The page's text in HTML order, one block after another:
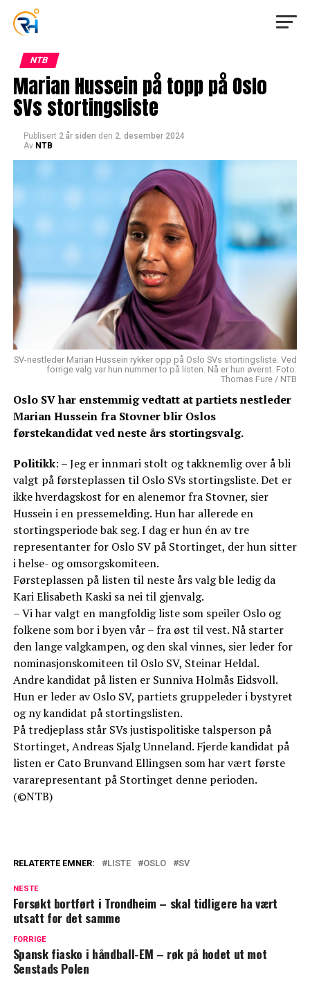
NTB
Marian Hussein på topp på Oslo
SVs stortingsliste
Publisert 2 år siden den 2. desember 2024
Av NTB
SV-nestleder Marian Hussein rykker opp på Oslo SVs stortingsliste. Ved
forrige valg var hun nummer to på listen. Nå er hun øverst. Foto:
Thomas Fure / NTB
Oslo SV har enstemmig vedtatt at partiets nestleder
Marian Hussein fra Stovner blir Oslos
førstekandidat ved neste års stortingsvalg.
Politikk: – Jeg er innmari stolt og takknemlig over å bli
valgt på førsteplassen til Oslo SVs stortingsliste. Det er
ikke hverdagskost for en alenemor fra Stovner, sier
Hussein i en pressemelding. Hun har allerede en
stortingsperiode bak seg. I dag er hun én av tre
representanter for Oslo SV på Stortinget, der hun sitter
i helse- og omsorgskomiteen.
Førsteplassen på listen til neste års valg ble ledig da
Kari Elisabeth Kaski sa nei til gjenvalg.
– Vi har valgt en mangfoldig liste som speiler Oslo og
folkene som bor i byen vår – fra øst til vest. Nå starter
den lange valgkampen, og den skal vinnes, sier leder for
nominasjonskomiteen til Oslo SV, Steinar Heldal.
Andre kandidat på listen er Sunniva Holmås Eidsvoll.
Hun er leder av Oslo SV, partiets gruppeleder i bystyret
og ny kandidat på stortingslisten.
På tredjeplass står SVs justispolitiske talsperson på
Stortinget, Andreas Sjalg Unneland. Fjerde kandidat på
listen er Cato Brunvand Ellingsen som har vært første
vararepresentant på Stortinget denne perioden.
(©NTB)
RELATERTE EMNER: LISTE OSLO SV
NESTE
Forsøkt bortført i Trondheim – skal tidligere ha vært
utsatt for det samme
FORRIGE
Spansk fiasko i håndball-EM – røk på hodet ut mot
Senstads Polen